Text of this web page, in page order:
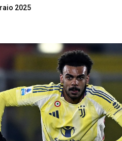
2025